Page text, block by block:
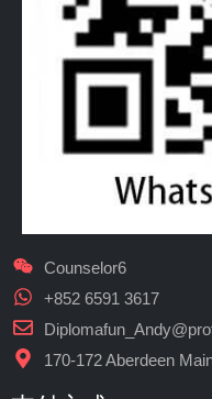
Counselor6
+852 6591 3617
170-172 Aberdeen